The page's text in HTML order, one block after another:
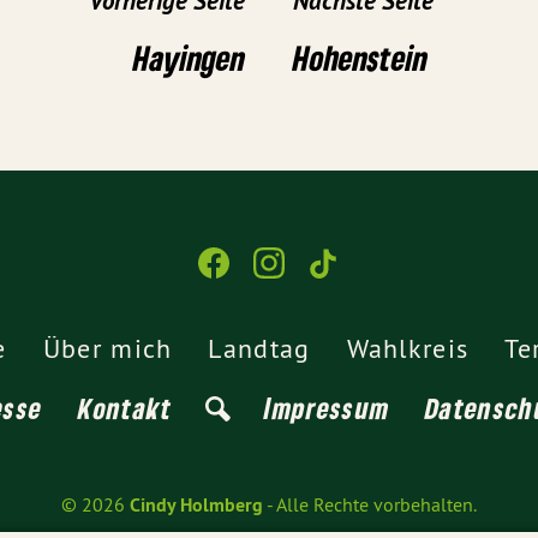
Hayingen Hohenstein
Über mich Landtag Wahlkreis
Kontakt Impressum
© 2026 Cindy Holmberg - Alle Rechte vorbehalten.